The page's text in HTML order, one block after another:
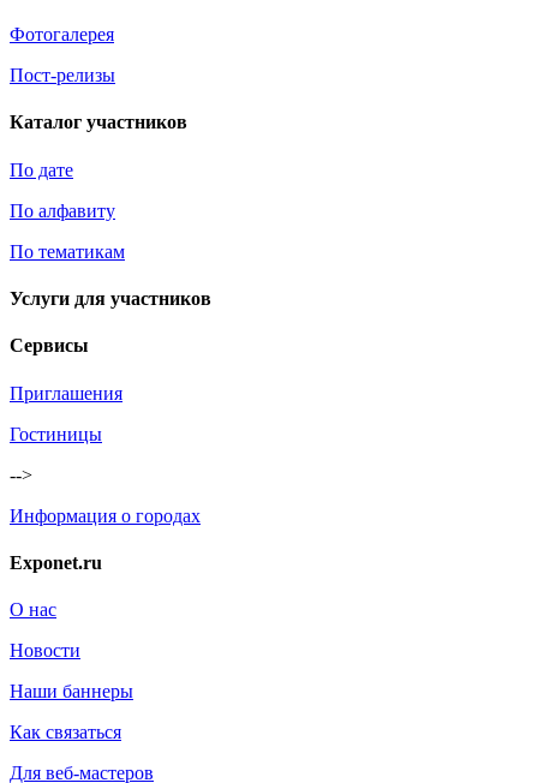
Фотогалерея
Пост-релизы
Каталог участников
По дате
По алфавиту
По тематикам
Услуги для участников
Сервисы
Приглашения
Гостиницы
-->
Информация о городах
Exponet.ru
О нас
Новости
Наши баннеры
Как связаться
Для веб-мастеров